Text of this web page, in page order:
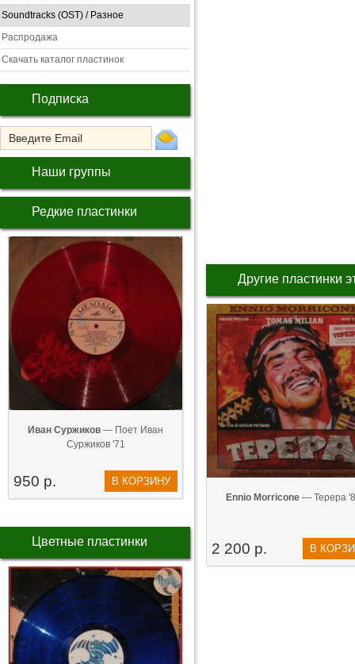
Soundtracks (OST) / Разное
Распродажа
Скачать каталог пластинок
Подписка
Наши группы
Редкие пластинки
Иван Суржиков — Поет Иван
Суржиков '71
950 р. В КОРЗИНУ
Цветные пластинки
Другие пластинки
Ennio Morricone — Tepepa
2 200 р. В